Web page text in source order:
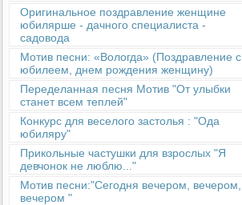
Оригинальное поздравление женщине
юбилярше - дачного специалиста -
садовода
Мотив песни: «Вологда» (Поздравление с
юбилеем, днем рождения женщину)
Переделанная песня Мотив "От улыбки
станет всем теплей"
Конкурс для веселого застолья : "Ода
юбиляру"
Прикольные частушки для взрослых "Я
девчонок не люблю..."
Мотив песни:"Сегодня вечером, вечером,
вечером "